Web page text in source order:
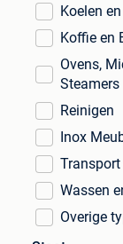
Koelen
Koffie en
Ovens,
Steamers
Reinigen
Inox
Wassen
Overige